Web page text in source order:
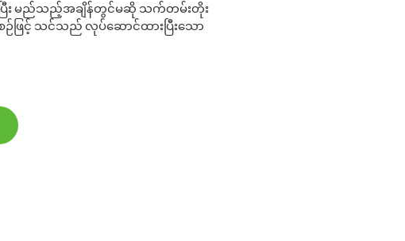
နိုင်ပြီး မည်သည့်အချိန်တွင်မဆို သက်တမ်းတိုး
ဖြင့် သင်သည် လုပ်ဆောင်ထားပြီးသော